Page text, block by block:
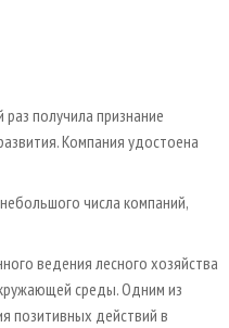
получила признание
Компания удостоена
числа компаний,
ведения лесного хозяйства
среды. Одним из
позитивных действий в